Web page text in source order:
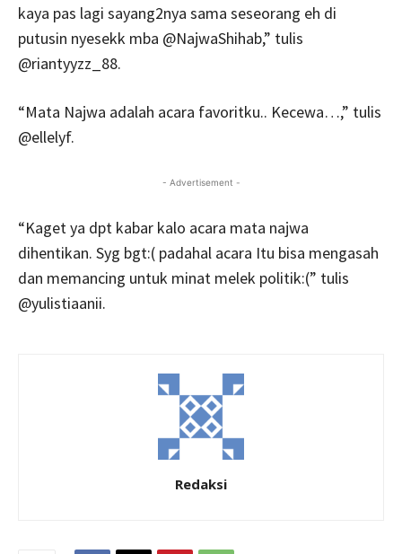
kaya pas lagi sayang2nya sama seseorang eh di
putusin nyesekk mba @NajwaShihab,” tulis
@riantyyzz_88.
“Mata Najwa adalah acara favoritku.. Kecewa…,” tulis
@ellelyf.
- Advertisement -
“Kaget ya dpt kabar kalo acara mata najwa
dihentikan. Syg bgt:( padahal acara Itu bisa mengasah
dan memancing untuk minat melek politik:(” tulis
@yulistiaanii.
Redaksi